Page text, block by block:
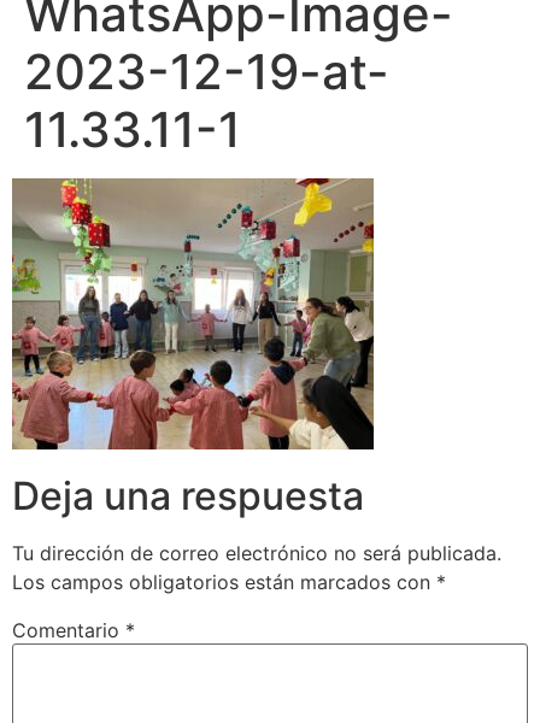
WhatsApp-Image-
2023-12-19-at-
11.33.11-1
Deja una respuesta
Tu dirección de correo electrónico no será publicada.
Los campos obligatorios están marcados con *
Comentario *